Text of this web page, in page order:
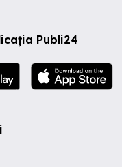
Publi24